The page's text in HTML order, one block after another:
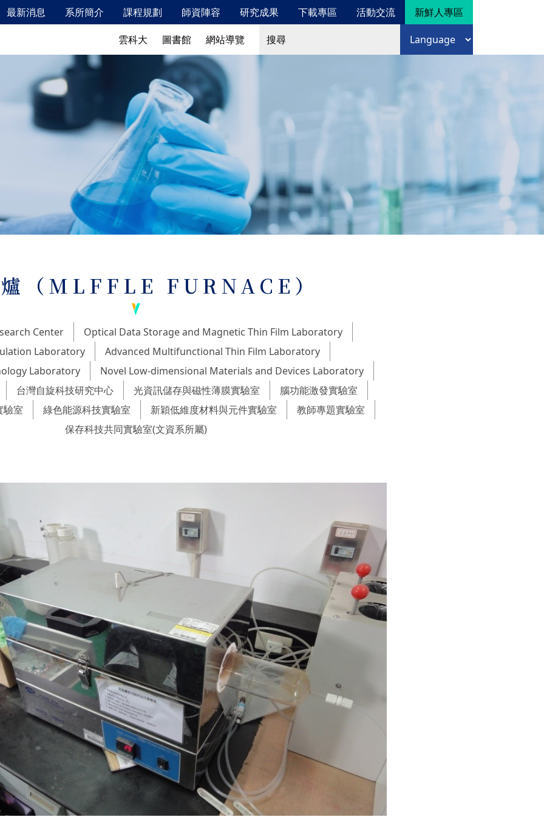
最新消息 系所簡介 課程規劃 師資陣容 研究成果 下載專區 活動交流 新鮮人專區
雲科大 圖書館 網站導覽
搜尋表單
爐（MLFFLE FURNACE）
Center
Optical Data Storage and Magnetic Thin Film Laboratory
Laboratory
Advanced Multifunctional Thin Film Laboratory
Laboratory
Novel Low-dimensional Materials and Devices Laboratory
台灣自旋科技研究中心 光資訊儲存與磁性薄膜實驗室
腦功能激發實驗室
驗室
綠色能源科技實驗室 新穎低維度材料與元件實驗室
教師專題實驗室
保存科技共同實驗室(文資系所屬)
最新消息
115年2月校內安全衛生教育訓練相關資訊
系所簡介
發展願景、教育目標及學生核心能力
實驗室概況
新鮮人專區
教學特色
儀器設備
產業鏈結